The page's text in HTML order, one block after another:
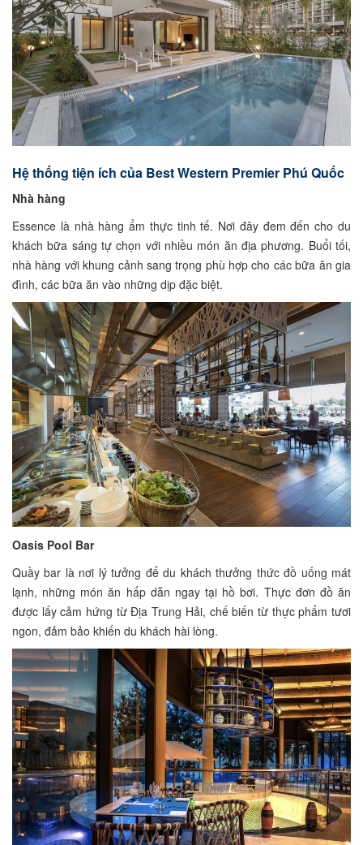
Hệ thống tiện ích của Best Western Premier Phú Quốc
Nhà hàng
Essence là nhà hàng ẩm thực tinh tế. Nơi đây đem đến cho du
khách bữa sáng tự chọn với nhiều món ăn địa phương. Buổi tối,
nhà hàng với khung cảnh sang trọng phù hợp cho các bữa ăn gia
đình, các bữa ăn vào những dịp đặc biệt.
Oasis Pool Bar
Quầy bar là nơi lý tưởng để du khách thưởng thức đồ uống mát
lạnh, những món ăn hấp dẫn ngay tại hồ bơi. Thực đơn đồ ăn
được lấy cảm hứng từ Địa Trung Hải, chế biến từ thực phẩm tươi
ngon, đảm bảo khiến du khách hài lòng.